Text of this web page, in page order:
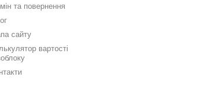
та повернення
сайту
вартості